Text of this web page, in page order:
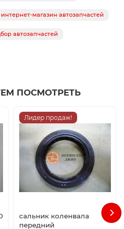
интернет-магазин автозапчастей
автозапчастей
ПОСМОТРЕТЬ
Лидер продаж!
сальник коленвала
передний